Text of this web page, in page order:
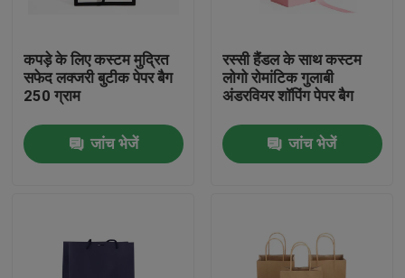
घर
कपड़े के लिए कस्टम मुद्रित
सफेद लक्जरी बुटीक पेपर बैग
250 ग्राम
जांच भेजें
रस्सी हैंडल के साथ कस्टम
लोगो रोमांटिक गुलाबी
अंडरवियर शॉपिंग पेपर बैग
जांच भेजें